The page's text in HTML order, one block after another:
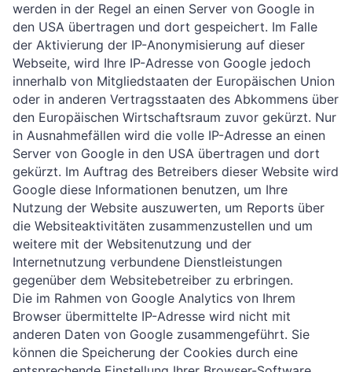
werden in der Regel an einen Server von Google in
den USA übertragen und dort gespeichert. Im Falle
der Aktivierung der IP-Anonymisierung auf dieser
Webseite, wird Ihre IP-Adresse von Google jedoch
innerhalb von Mitgliedstaaten der Europäischen Union
oder in anderen Vertragsstaaten des Abkommens über
den Europäischen Wirtschaftsraum zuvor gekürzt. Nur
in Ausnahmefällen wird die volle IP-Adresse an einen
Server von Google in den USA übertragen und dort
gekürzt. Im Auftrag des Betreibers dieser Website wird
Google diese Informationen benutzen, um Ihre
Nutzung der Website auszuwerten, um Reports über
die Websiteaktivitäten zusammenzustellen und um
weitere mit der Websitenutzung und der
Internetnutzung verbundene Dienstleistungen
gegenüber dem Websitebetreiber zu erbringen.
Die im Rahmen von Google Analytics von Ihrem
Browser übermittelte IP-Adresse wird nicht mit
anderen Daten von Google zusammengeführt. Sie
können die Speicherung der Cookies durch eine